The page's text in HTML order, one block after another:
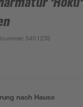
'Hoku'
: 5401235
nach Hause